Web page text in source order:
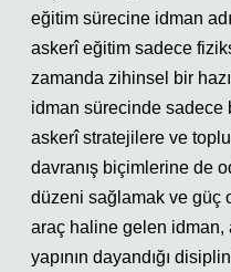
eğitim sürecine idman
askerî eğitim sadece
zamanda zihinsel bir
idman sürecinde sadece
askerî stratejilere ve
davranış biçimlerine de
düzeni sağlamak ve güç
araç haline gelen idman,
yapının dayandığı